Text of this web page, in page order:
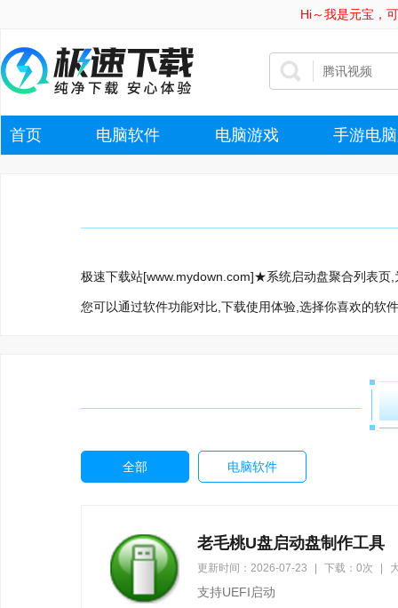
Hi～我是元宝，
首页 电脑软件 电脑游戏 手游电
极速下载站[www.mydown.com]★系统启动盘聚合列表页
您可以通过软件功能对比,下载使用体验,选择你喜欢的软
全部 电脑软件
老毛桃U盘启动盘制作工具
更新时间：2026-07-23 下载：0次
支持UEFI启动